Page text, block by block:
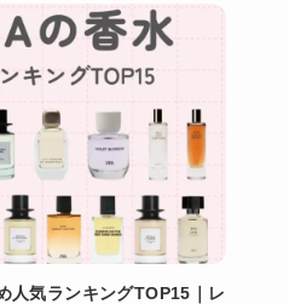
人気ランキングTOP15｜レ